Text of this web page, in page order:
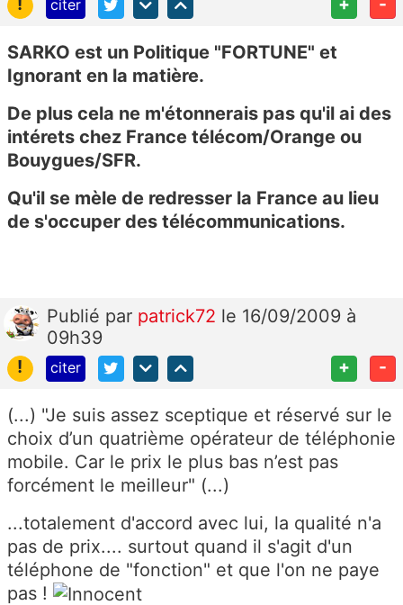
citer
SARKO est un Politique "FORTUNE" et
Ignorant en la matière.
De plus cela ne m'étonnerais pas qu'il ai des
intérets chez France télécom/Orange ou
Bouygues/SFR.
Qu'il se mèle de redresser la France au lieu
de s'occuper des télécommunications.
Publié par patrick72 le 16/09/2009 à
09h39
!
citer + -
(...) "Je suis assez sceptique et réservé sur le
choix d’un quatrième opérateur de téléphonie
mobile. Car le prix le plus bas n’est pas
forcément le meilleur" (...)
...totalement d'accord avec lui, la qualité n'a
pas de prix.... surtout quand il s'agit d'un
téléphone de "fonction" et que l'on ne paye
pas !